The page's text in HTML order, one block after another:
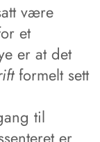
være
et
er at det
formelt sett
til